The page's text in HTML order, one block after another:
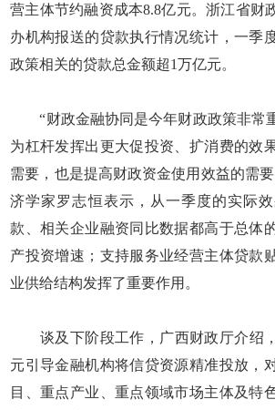
营主体节约融资成本8.8亿元。浙江省财
办机构报送的贷款执行情况统计，一季
政策相关的贷款总金额超1万亿元。
“财政金融协同是今年财政政策非常
为杠杆发挥出更大促投资、扩消费的效
需要，也是提高财政资金使用效益的需
济学家罗志恒表示，从一季度的实际
款、相关企业融资同比数据都高于总体
产投资增速；支持服务业经营主体贷款
业供给结构发挥了重要作用。
谈及下阶段工作，广西财政厅介绍，
元引导金融机构将信贷资源精准投放，
目、重点产业、重点领域市场主体及特